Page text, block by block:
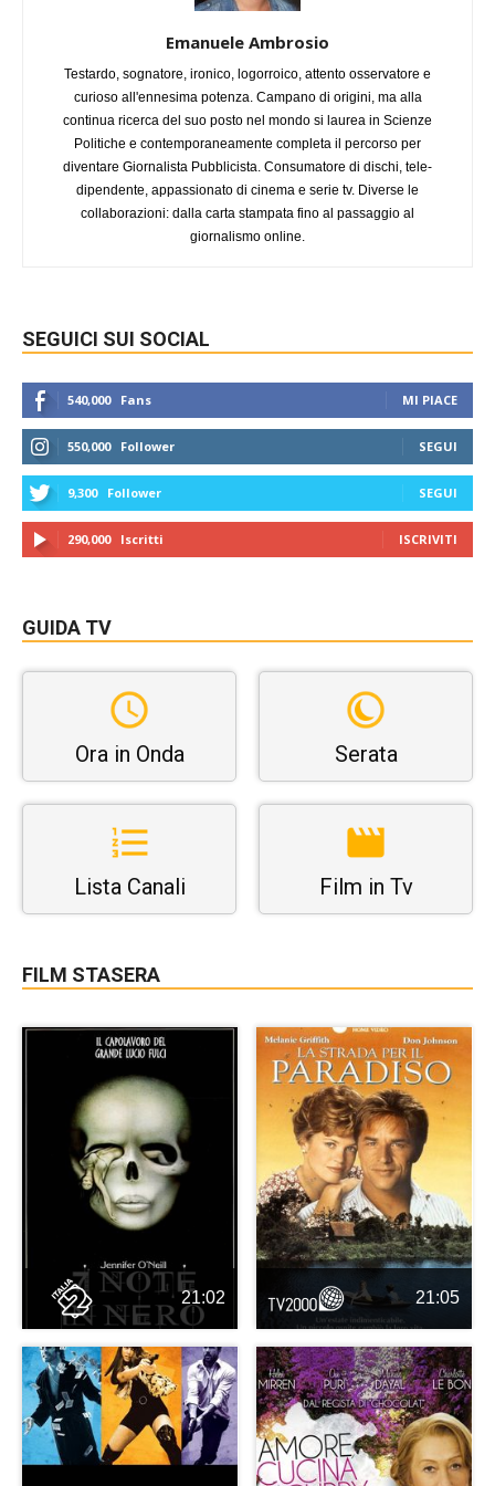
Emanuele Ambrosio
Testardo, sognatore, ironico, logorroico, attento osservatore e
curioso all'ennesima potenza. Campano di origini, ma alla
continua ricerca del suo posto nel mondo si laurea in Scienze
Politiche e contemporaneamente completa il percorso per
diventare Giornalista Pubblicista. Consumatore di dischi, tele-
dipendente, appassionato di cinema e serie tv. Diverse le
collaborazioni: dalla carta stampata fino al passaggio al
giornalismo online.
SEGUICI SUI SOCIAL
540,000 Fans MI PIACE
550,000 Follower SEGUI
9,300 Follower SEGUI
290,000 Iscritti ISCRIVITI
GUIDA TV
Ora in Onda Serata
Lista Canali Film in Tv
FILM STASERA
21:02 21:05